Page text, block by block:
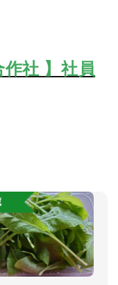
作社 】社員